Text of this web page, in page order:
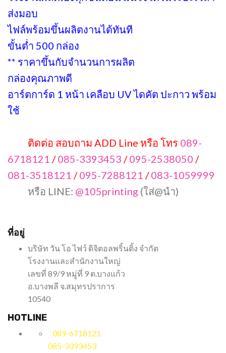
ส่งมอบ
ไฟล์พร้อมขึ้นผลิตงานได้ทันที
ขั้นต่ำ 500 กล่อง
** ราคาขึ้นกับจำนวนการผลิต
กล่องคุณภาพดี
อาร์ตการ์ด 1 หน้า เคลือบ UV ไดคัต ปะกาว พร้อม
ใช้
ติดต่อ สอบถาม ADD Line หรือ โทร 089-
6718121 /085-3393453 /095-2538050 /
081-3518121 /095-7288121 /083-1059999
หรือ LINE: @105printing (ใส่@นำ)
ที่อยู่
บริษัท วัน โอ ไฟว์ ดิจิตอลพริ้นติ้ง จำกัด
โรงงานและสำนักงานใหญ่
เลขที่ 89/9 หมู่ที่ 9 ต.บางแก้ว
อ.บางพลี จ.สมุทรปราการ
10540
HOTLINE
089-6718121
085-3393453